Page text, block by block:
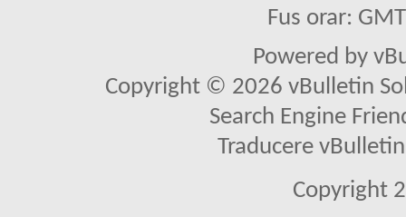
Fus orar:
Powered by
Copyright © 2026 vBulletin
Search Engine
Traducere
Copyright